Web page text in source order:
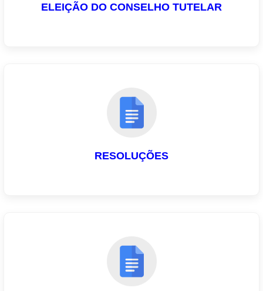
ELEIÇÃO DO CONSELHO TUTELAR
RESOLUÇÕES